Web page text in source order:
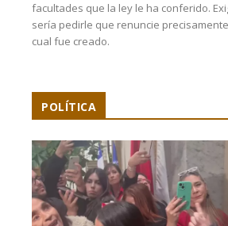
facultades que la ley le ha conferido.
sería pedirle que renuncie
cual fue creado.
POLÍTICA